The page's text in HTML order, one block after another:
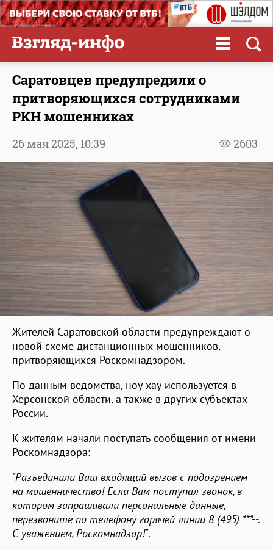
Саратовцев предупредили о
притворяющихся сотрудниками
РКН мошенниках
2603
26 мая 2025, 10:39
Жителей Саратовской области предупреждают о
новой схеме дистанционных мошенников,
притворяющихся Роскомнадзором.
По данным ведомства, ноу хау используется в
Херсонской области, а также в других субъектах
России.
К жителям начали поступать сообщения от имени
Роскомнадзора:
"Разъединили Ваш входящий вызов с подозрением
на мошенничество! Если Вам поступал звонок, в
котором запрашивали персональные данные,
перезвоните по телефону горячей линии 8 (495) ***--.
С уважением, Роскомнадзор!".